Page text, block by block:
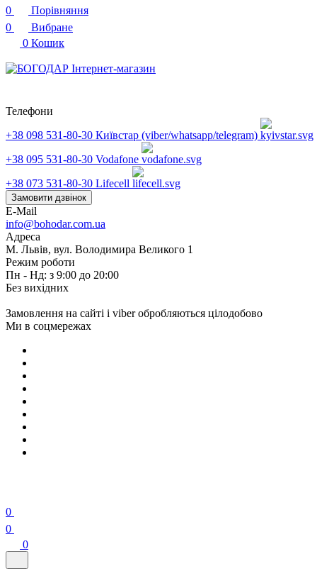
0
Порівняння
0
Вибране
0 Кошик
Телефони
+38 098 531-80-30 Київстар (viber/whatsapp/telegram)
+38 095 531-80-30 Vodafone
+38 073 531-80-30 Lifecell
Замовити дзвінок
E-Mail
info@bohodar.com.ua
Адреса
М. Львів, вул. Володимира Великого 1
Режим роботи
Пн - Нд: з 9:00 до 20:00
Без вихідних
Замовлення на сайті і viber обробляються цілодобово
Ми в соцмережах
0
0
0